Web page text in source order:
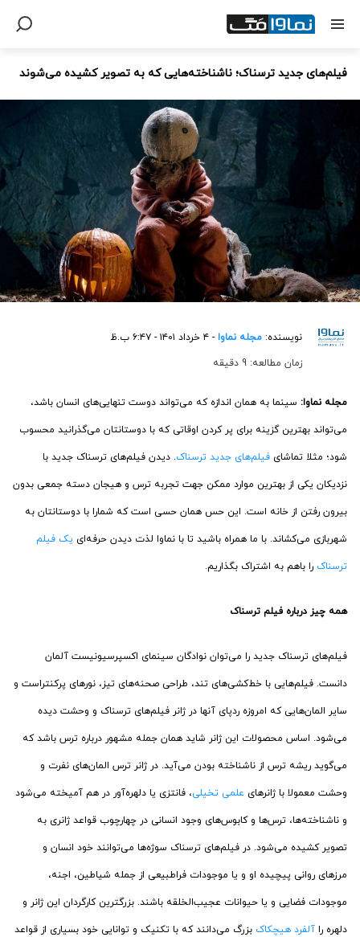
فیلم‌های جدید ترسناک؛ ناشناخته‌هایی که به تصویر‌ کشیده می‌شوند
نویسنده: مجله نماوا - ۴ خرداد ۱۴۰۱ - ۶:۴۷ ب.ظ
زمان مطالعه: 9 دقیقه
مجله نماوا: سینما به همان اندازه که می‌تواند دوست تنهایی‌های انسان باشد،
می‌تواند بهترین گزینه برای پر کردن اوقاتی که با دوستانتان می‌گذرانید محسوب
شود؛ مثلا تماشای فیلم‌های جدید ترسناک. دیدن فیلم‌های ترسناک جدید با
نزدیکان یکی از بهترین موارد ممکن جهت تجربه ترس و هیجان دسته جمعی بدون
بیرون رفتن از خانه است. این حس همان حسی است که شمارا با دوستانتان به
شهربازی می‌کشاند. با ما همراه باشید تا با نماوا لذت دیدن حرفه‌ای یک فیلم
ترسناک را باهم به اشتراک بگذاریم.
همه چیز درباره فیلم ترسناک
فیلم‌های ترسناک جدید را می‌توان نوادگان سینمای اکسپرسیونیست آلمان
دانست. فیلم‌هایی با خط‌کشی‌های تند، طراحی صحنه‌های تیز، نورهای پرکنتراست و
سایر المان‌هایی که امروزه ردپای آنها در ژانر فیلم‌های ترسناک و وحشت دیده
می‌شود. اساس محصولات این ژانر شاید همان جمله مشهور درباره ترس باشد که
می‌گوید ریشه ترس از ناشناخته بودن می‌آید. در ژانر ترس المان‌های نفرت و
وحشت معمولا با ژانرهای علمی تخیلی، فانتزی یا دلهره‌آور در هم آمیخته می‌شود
و ناشناخته‌ها، ترس‌ها و کابوس‌های وجود انسانی در چهارچوب قواعد ژانری به
تصویر کشیده می‌شود. در فیلم‌های ترسناک سوژه‌ها می‌توانند خود انسان و
مرزهای روانی پیچیده او و یا موجودات فراطبیعی از جمله شیاطین، اجنه،
موجودات فضایی و یا حیوانات عجیب‌الخلقه باشند. بزرگترین کارگردان این ژانر و
دلهره را آلفرد هیچکاک بزرگ می‌دانند که با تکنیک و توانایی خود بسیاری از قواعد